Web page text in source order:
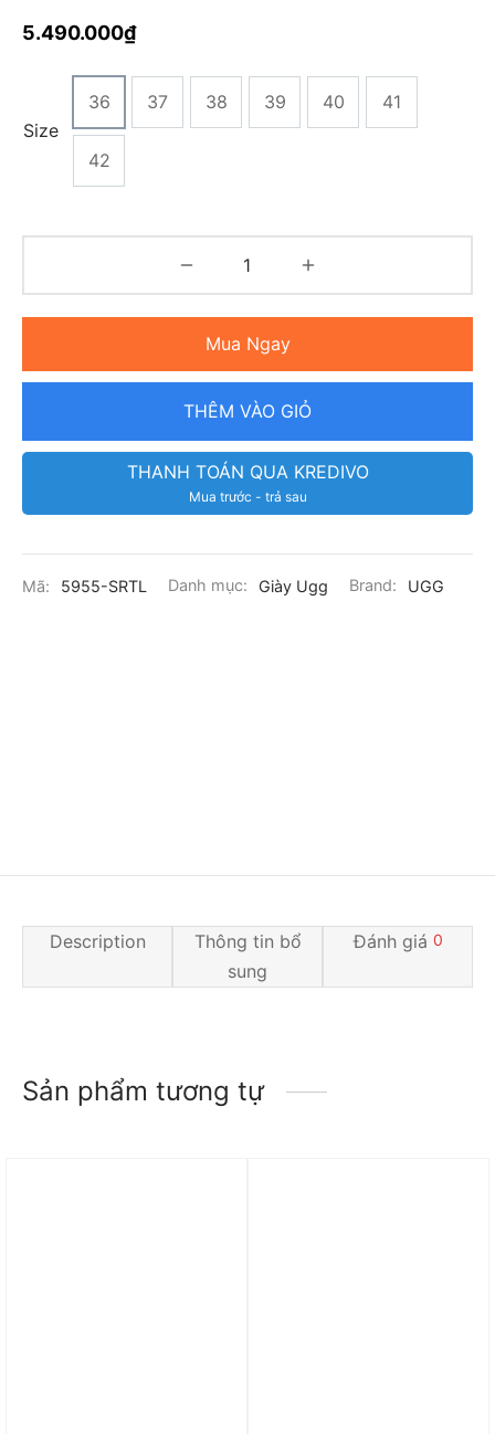
5.490.000₫
Size
36 37 38 39 40 41
42
Mua Ngay
THÊM VÀO GIỎ
THANH TOÁN QUA KREDIVO
Mua trước - trả sau
Mã: 5955-SRTL Danh mục: Giày Ugg Brand: UGG
Description
Thông tin bổ
sung
Đánh giá 0
Sản phẩm tương tự